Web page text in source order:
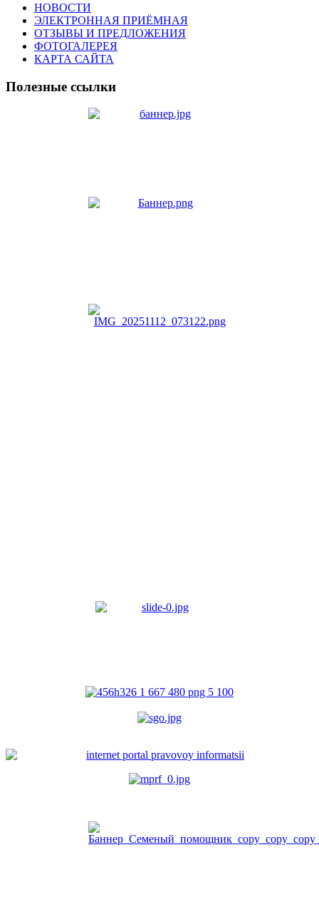
НОВОСТИ
ЭЛЕКТРОННАЯ ПРИЁМНАЯ
ОТЗЫВЫ И ПРЕДЛОЖЕНИЯ
ФОТОГАЛЕРЕЯ
КАРТА САЙТА
Полезные ссылки